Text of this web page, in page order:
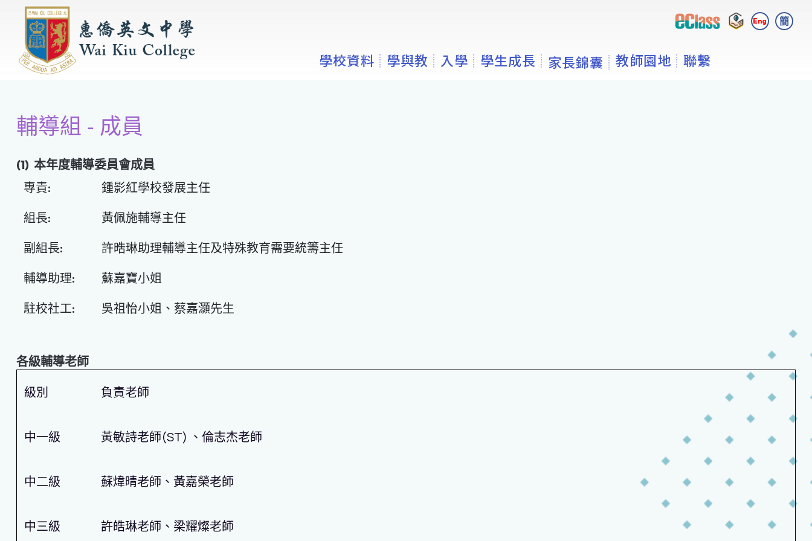
Eng 簡
學校資料 學與教 入學 學生成長 家長錦囊 教師園地 聯繫
輔導組 - 成員
(1) 本年度輔導委員會成員
專責:
鍾影紅學校發展主任
組長:
黃佩施輔導主任
副組長:
許晧琳助理輔導主任及特殊教育需要統籌主任
輔導助理:
蘇嘉寶小姐
駐校社工:
吳祖怡小姐、蔡嘉灝先生
各級輔導老師
級別 負責老師
中一級 黃敏詩老師(ST) 、倫志杰老師
中二級 蘇煒晴老師、黃嘉榮老師
中三級 許皓琳老師、梁耀燦老師